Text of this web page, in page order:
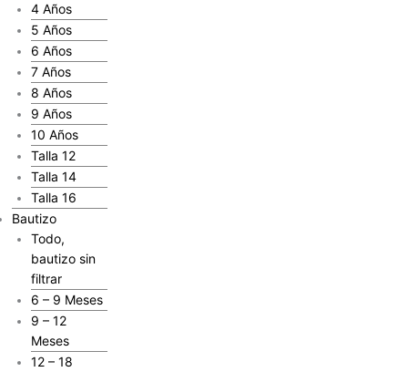
4 Años
5 Años
6 Años
7 Años
8 Años
9 Años
10 Años
Talla 12
Talla 14
Talla 16
Bautizo
Todo,
bautizo sin
filtrar
6 – 9 Meses
9 – 12
Meses
12 – 18